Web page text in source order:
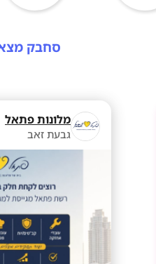
סחבק
מלונות פתאל
גבעת זאב